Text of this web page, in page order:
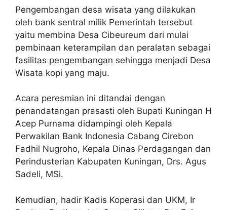
Pengembangan desa wisata yang dilakukan
oleh bank sentral milik Pemerintah tersebut
yaitu membina Desa Cibeureum dari mulai
pembinaan keterampilan dan peralatan sebagai
fasilitas pengembangan sehingga menjadi Desa
Wisata kopi yang maju.
Acara peresmian ini ditandai dengan
penandatangan prasasti oleh Bupati Kuningan H
Acep Purnama didampingi oleh Kepala
Perwakilan Bank Indonesia Cabang Cirebon
Fadhil Nugroho, Kepala Dinas Perdagangan dan
Perindusterian Kabupaten Kuningan, Drs. Agus
Sadeli, MSi.
Kemudian, hadir Kadis Koperasi dan UKM, Ir